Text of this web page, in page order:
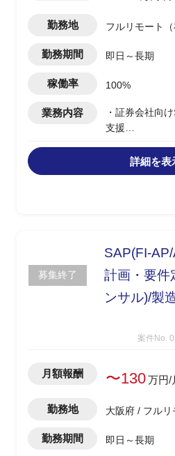
勤務地 フルリモート
勤務期間 即日～長期
稼働率 100%
業務内容
・証券会社向
支援
部PLを担当
・プロジェク
・課題/リスク
・導入機器、
StoreOnce、
スイッチ
-SQL Server
詳細を表
募集終了
SAP(FI-
計画・要件
ンサル)/製
案件No.
月額報酬 〜130万円/
勤務地 大阪府 / フル
勤務期間 即日～長期